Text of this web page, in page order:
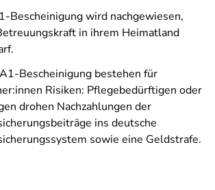
Bescheinigung wird nachgewiesen,
in ihrem Heimatland
Bescheinigung bestehen für
Risiken: Pflegebedürftigen oder
drohen Nachzahlungen der
ins deutsche
sowie eine Geldstrafe.